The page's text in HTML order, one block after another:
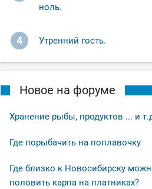
ноль.
4 Утренний гость.
Новое на форуме
Хранение рыбы, продуктов ... и
Где порыбачить на поплавочку
Где близко к Новосибирску
половить карпа на платниках?